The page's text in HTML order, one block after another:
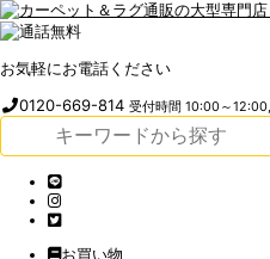
お気軽にお電話ください
0120-669-814受付時間 10:00～
お買い物